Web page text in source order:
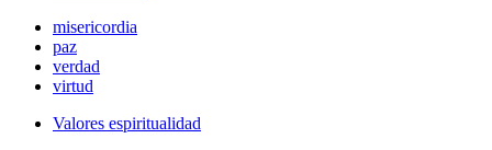
misericordia
paz
verdad
virtud
Valores espiritualidad